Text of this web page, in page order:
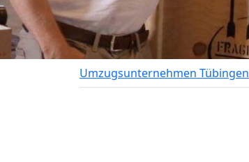
Umzugsunternehmen Tübingen